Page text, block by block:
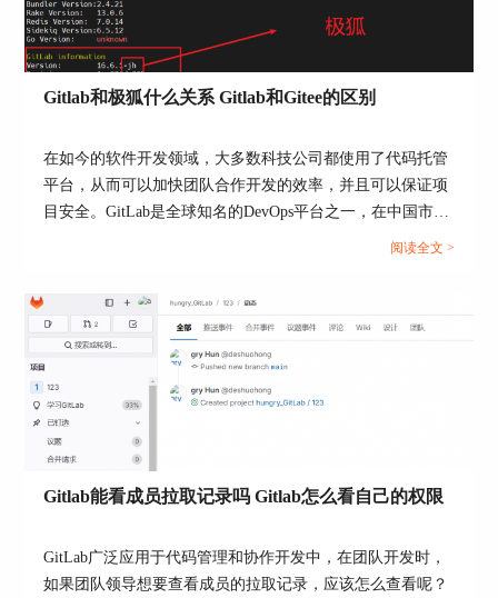
此外，GitLab的备份功能配合其内置的自动化工
具，可以实现高度自动化的备份流程，极大地降低
可以被配置为定期执行备份任务，确保数据的最新
状态被安全地保存。
然而，虽然GitLab提供了强大的备份工具，实际的
备份效果还需要依赖于正确的配置和操作。企业需
要培训其技术人员理解和操作这些备份工具，确保
他们能够在出现问题时迅速有效地恢复系统和数
持，也是企业风险管理策略的一部分。良好的备份
习惯可以帮助企业预防数据丢失带来的经济损失和
Gitlab和极狐什么关系 Gitlab和Gitee的区别
在如今的软件开发领域，大多数科技公司都使用了代码托管
平台，从而可以加快团队合作开发的效率，并且可以保证项
目安全。GitLab是全球知名的DevOps平台之一，在中国市场
推出极狐GitLab（JiHu）。国内另一主流平台Gitee（码云）
Gitlab和极狐什么关系，Gitlab和Gitee的区别的相关内容。...
阅读全文 >
Gitlab能看成员拉取记录吗 Gitlab怎么看自己的权限
GitLab广泛应用于代码管理和协作开发中，在团队开发时，
如果团队领导想要查看成员的拉取记录，应该怎么查看呢？